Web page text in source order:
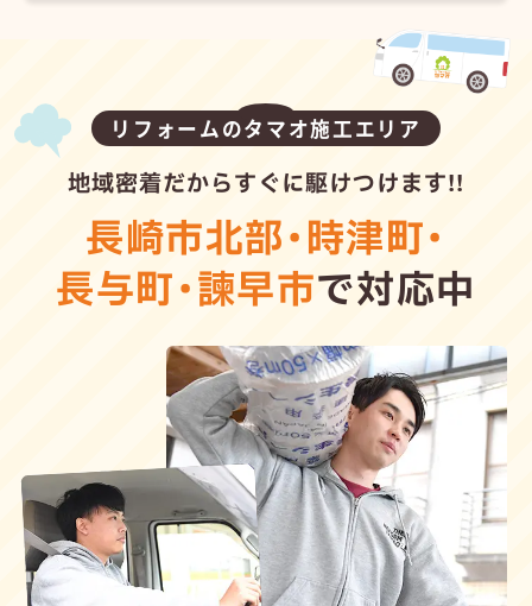
リフォームのタマオ施工エリア
地域密着だからすぐに駆けつけます!!
長崎市北部・時津町・
長与町・諫早市で対応中